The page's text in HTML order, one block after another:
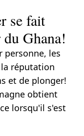
se fait
Ghana!
personne, les
réputation
et de plonger!
obtient
lorsqu'il s'est